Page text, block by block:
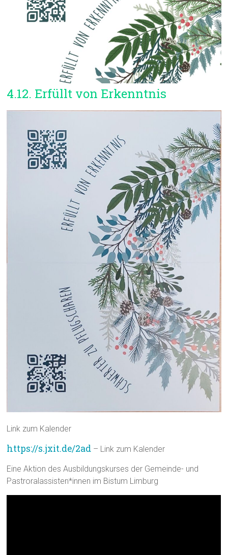
4.12. Erfüllt von Erkenntnis
Link zum Kalender
https://s.jxit.de/2ad – Link zum Kalender
Eine Aktion des Ausbildungskurses der Gemeinde- und
Pastroralassisten*innen im Bistum Limburg